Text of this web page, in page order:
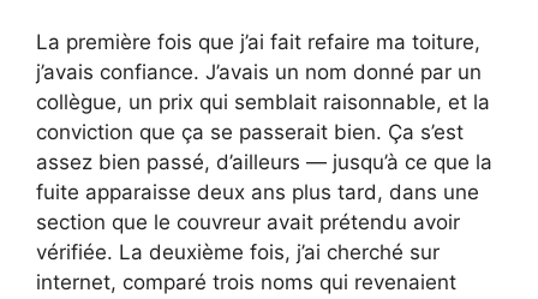
La première fois que j’ai fait refaire ma toiture,
j’avais confiance. J’avais un nom donné par un
collègue, un prix qui semblait raisonnable, et la
conviction que ça se passerait bien. Ça s’est
assez bien passé, d’ailleurs — jusqu’à ce que la
fuite apparaisse deux ans plus tard, dans une
section que le couvreur avait prétendu avoir
vérifiée. La deuxième fois, j’ai cherché sur
internet, comparé trois noms qui revenaient